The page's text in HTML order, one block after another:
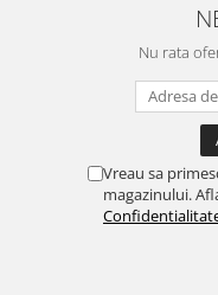
Nu rata
Vreau sa
magazinului.